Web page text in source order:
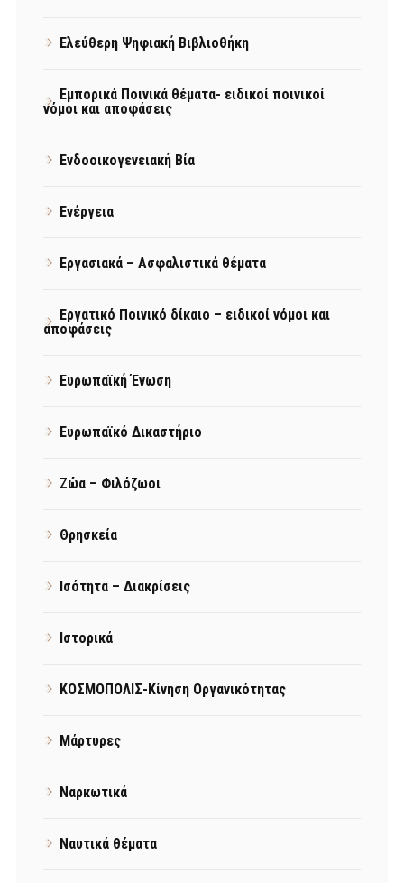
Ελεύθερη Ψηφιακή Βιβλιοθήκη
Εμπορικά Ποινικά θέματα- ειδικοί ποινικοί
νόμοι και αποφάσεις
Ενδοοικογενειακή Βία
Ενέργεια
Εργασιακά – Ασφαλιστικά θέματα
Εργατικό Ποινικό δίκαιο – ειδικοί νόμοι και
αποφάσεις
Ευρωπαϊκή Ένωση
Ευρωπαϊκό Δικαστήριο
Ζώα – Φιλόζωοι
Θρησκεία
Ισότητα – Διακρίσεις
Ιστορικά
ΚΟΣΜΟΠΟΛΙΣ-Κίνηση Οργανικότητας
Μάρτυρες
Ναρκωτικά
Ναυτικά θέματα